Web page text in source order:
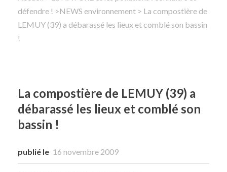
Rechercher
défendre ! >NEWS environnement > La compostière de
LEMUY (39) a débarassé les lieux et comblé son bassin
!
La compostière de LEMUY (39) a
débarassé les lieux et comblé son
bassin !
publié le 16 novembre 2009